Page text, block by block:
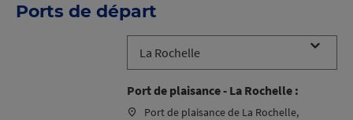
Ports de départ
Port de plaisance - La Rochelle :
Port de plaisance de La Rochelle,